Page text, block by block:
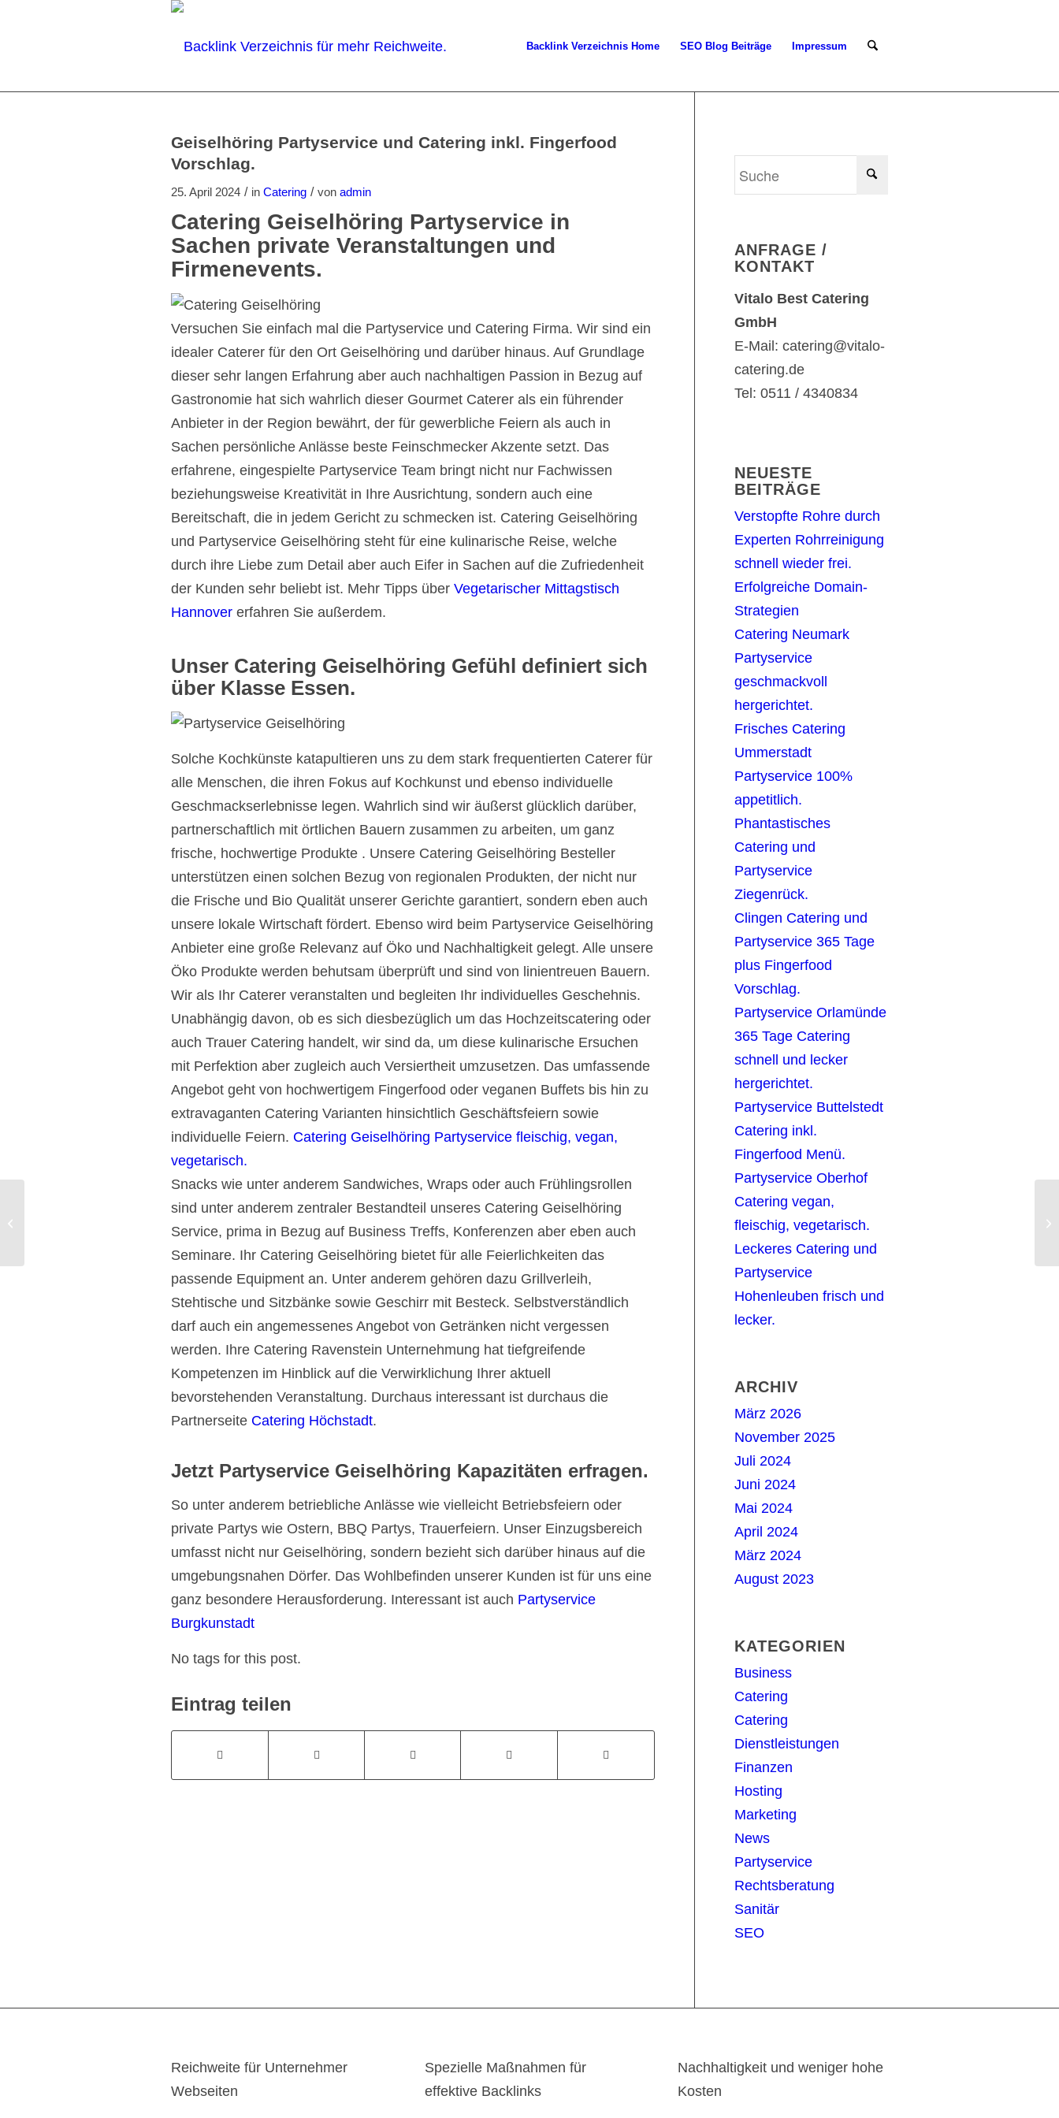
Backlink Verzeichnis Home SEO Blog Beiträge Impressum
Geiselhöring Partyservice und Catering inkl. Fingerfood
Vorschlag.
25. April 2024 / in Catering / von admin
Catering Geiselhöring Partyservice in
Sachen private Veranstaltungen und
Firmenevents.
Versuchen Sie einfach mal die Partyservice und Catering Firma. Wir sind ein
idealer Caterer für den Ort Geiselhöring und darüber hinaus. Auf Grundlage
dieser sehr langen Erfahrung aber auch nachhaltigen Passion in Bezug auf
Gastronomie hat sich wahrlich dieser Gourmet Caterer als ein führender
Anbieter in der Region bewährt, der für gewerbliche Feiern als auch in
Sachen persönliche Anlässe beste Feinschmecker Akzente setzt. Das
erfahrene, eingespielte Partyservice Team bringt nicht nur Fachwissen
beziehungsweise Kreativität in Ihre Ausrichtung, sondern auch eine
Bereitschaft, die in jedem Gericht zu schmecken ist. Catering Geiselhöring
und Partyservice Geiselhöring steht für eine kulinarische Reise, welche
durch ihre Liebe zum Detail aber auch Eifer in Sachen auf die Zufriedenheit
der Kunden sehr beliebt ist. Mehr Tipps über Vegetarischer Mittagstisch
Hannover erfahren Sie außerdem.
Unser Catering Geiselhöring Gefühl definiert sich
über Klasse Essen.
Solche Kochkünste katapultieren uns zu dem stark frequentierten Caterer für
alle Menschen, die ihren Fokus auf Kochkunst und ebenso individuelle
Geschmackserlebnisse legen. Wahrlich sind wir äußerst glücklich darüber,
partnerschaftlich mit örtlichen Bauern zusammen zu arbeiten, um ganz
frische, hochwertige Produkte . Unsere Catering Geiselhöring Besteller
unterstützen einen solchen Bezug von regionalen Produkten, der nicht nur
die Frische und Bio Qualität unserer Gerichte garantiert, sondern eben auch
unsere lokale Wirtschaft fördert. Ebenso wird beim Partyservice Geiselhöring
Anbieter eine große Relevanz auf Öko und Nachhaltigkeit gelegt. Alle unsere
Öko Produkte werden behutsam überprüft und sind von linientreuen Bauern.
Wir als Ihr Caterer veranstalten und begleiten Ihr individuelles Geschehnis.
Unabhängig davon, ob es sich diesbezüglich um das Hochzeitscatering oder
auch Trauer Catering handelt, wir sind da, um diese kulinarische Ersuchen
mit Perfektion aber zugleich auch Versiertheit umzusetzen. Das umfassende
Angebot geht von hochwertigem Fingerfood oder veganen Buffets bis hin zu
extravaganten Catering Varianten hinsichtlich Geschäftsfeiern sowie
individuelle Feiern. Catering Geiselhöring Partyservice fleischig, vegan,
vegetarisch.
Snacks wie unter anderem Sandwiches, Wraps oder auch Frühlingsrollen
sind unter anderem zentraler Bestandteil unseres Catering Geiselhöring
Service, prima in Bezug auf Business Treffs, Konferenzen aber eben auch
Seminare. Ihr Catering Geiselhöring bietet für alle Feierlichkeiten das
passende Equipment an. Unter anderem gehören dazu Grillverleih,
Stehtische und Sitzbänke sowie Geschirr mit Besteck. Selbstverständlich
darf auch ein angemessenes Angebot von Getränken nicht vergessen
werden. Ihre Catering Ravenstein Unternehmung hat tiefgreifende
Kompetenzen im Hinblick auf die Verwirklichung Ihrer aktuell
bevorstehenden Veranstaltung. Durchaus interessant ist durchaus die
Partnerseite Catering Höchstadt.
Jetzt Partyservice Geiselhöring Kapazitäten erfragen.
So unter anderem betriebliche Anlässe wie vielleicht Betriebsfeiern oder
private Partys wie Ostern, BBQ Partys, Trauerfeiern. Unser Einzugsbereich
umfasst nicht nur Geiselhöring, sondern bezieht sich darüber hinaus auf die
umgebungsnahen Dörfer. Das Wohlbefinden unserer Kunden ist für uns eine
ganz besondere Herausforderung. Interessant ist auch Partyservice
Burgkunstadt
No tags for this post.
Eintrag teilen
ANFRAGE /
KONTAKT
Vitalo Best Catering
GmbH
E-Mail: catering@vitalo-
catering.de
Tel: 0511 / 4340834
NEUESTE
BEITRÄGE
Verstopfte Rohre durch
Experten Rohrreinigung
schnell wieder frei.
Erfolgreiche Domain-
Strategien
Catering Neumark
Partyservice
geschmackvoll
hergerichtet.
Frisches Catering
Ummerstadt
Partyservice 100%
appetitlich.
Phantastisches
Catering und
Partyservice
Ziegenrück.
Clingen Catering und
Partyservice 365 Tage
plus Fingerfood
Vorschlag.
Partyservice Orlamünde
365 Tage Catering
schnell und lecker
hergerichtet.
Partyservice Buttelstedt
Catering inkl.
Fingerfood Menü.
Partyservice Oberhof
Catering vegan,
fleischig, vegetarisch.
Leckeres Catering und
Partyservice
Hohenleuben frisch und
lecker.
ARCHIV
März 2026
November 2025
Juli 2024
Juni 2024
Mai 2024
April 2024
März 2024
August 2023
KATEGORIEN
Business
Catering
Catering
Dienstleistungen
Finanzen
Hosting
Marketing
News
Partyservice
Rechtsberatung
Sanitär
SEO
Reichweite für Unternehmer
Webseiten
Spezielle Maßnahmen für
effektive Backlinks
Nachhaltigkeit und weniger hohe
Kosten
Catering Grafenwöhr Partyservice